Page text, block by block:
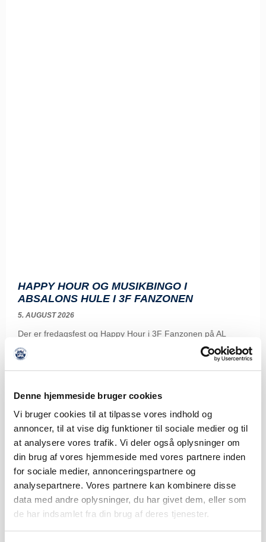
Denne hjemmeside bruger cookies
Vi bruger cookies til at tilpasse vores indhold og
annoncer, til at vise dig funktioner til sociale medier og til
at analysere vores trafik. Vi deler også oplysninger om
din brug af vores hjemmeside med vores partnere inden
for sociale medier, annonceringspartnere og
analysepartnere. Vores partnere kan kombinere disse
data med andre oplysninger, du har givet dem, eller som
de har indsamlet fra din brug af deres tjenester.
HAPPY HOUR OG MUSIKBINGO I
ABSALONS HULE I 3F FANZONEN
5. AUGUST 2026
Der er fredagsfest og Happy Hour i 3F Fanzonen på AL
Sydbank Park før hjemmekampen